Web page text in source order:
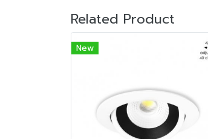
Related Product
New